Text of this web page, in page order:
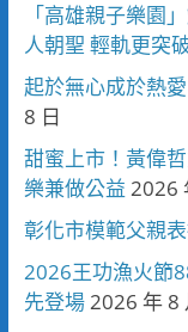
「高雄親子樂園
人朝聖 輕軌更突
起於無心成於熱
8 日
甜蜜上市！黃偉
樂兼做公益 2026
彰化市模範父親
2026王功漁火節
先登場2026 年 8